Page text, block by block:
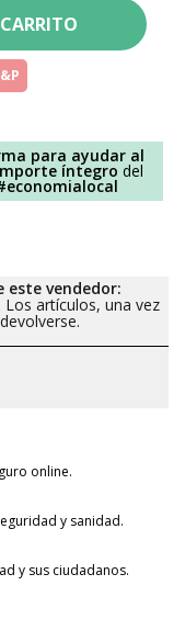
para ayudar al
íntegro del
este vendedor:
artículos, una vez
online.
y sanidad.
y sus ciudadanos.